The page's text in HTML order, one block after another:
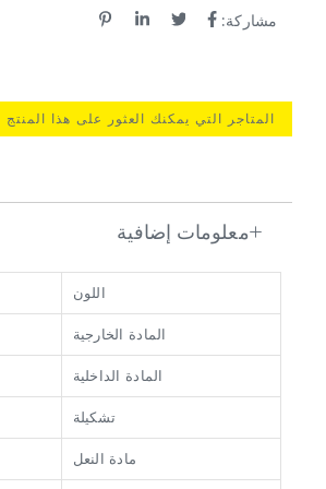
مشاركة:
المتاجر التي يمكنك العثور على هذا المنتج
معلومات إضافية
اللون
المادة الخارجية
المادة الداخلية
تشكيلة
مادة النعل